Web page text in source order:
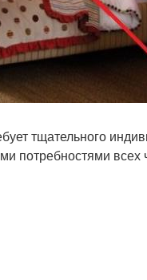
тщательного
потребностями всех